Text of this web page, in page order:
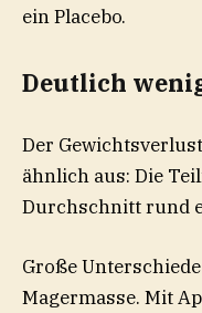
ein Placebo.
Deutlich
Der
ähnlich aus: Die
Durchschnitt rund
Große
Magermasse. Mit